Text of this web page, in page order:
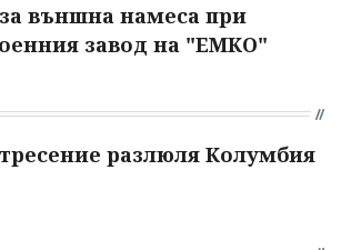
външна намеса при
завод на "ЕМКО"
разлюля Колумбия